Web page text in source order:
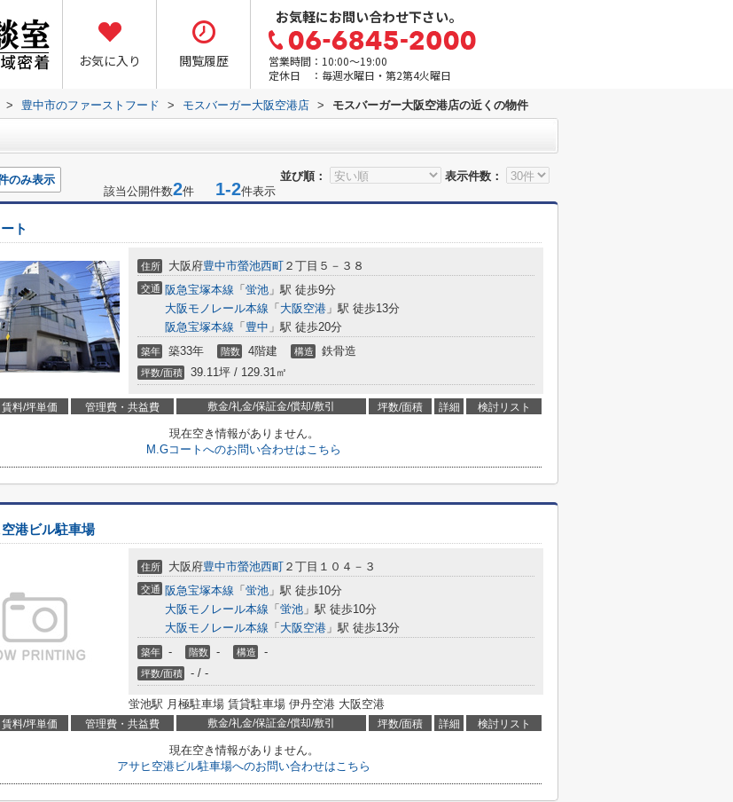
お気に入り 閲覧履歴
お気軽にお問い合わせ下さい。
営業時間：10:00～19:00
定休日 ：毎週水曜日・第2第4火曜日
> 豊中市のファーストフード > モスバーガー大阪空港店 > モスバーガー大阪空港店の近くの物件
並び順： 表示件数：
のみ表示
該当公開件数2件 1-2件表示
ト
住所 大阪府豊中市螢池西町 ２丁目５－３８
交通 阪急宝塚本線 「 蛍池 」駅 徒歩9分
大阪モノレール本線 「 大阪空港 」駅 徒歩13分
阪急宝塚本線 「 豊中 」駅 徒歩20分
築年 築33年 階数 4階建 構造 鉄骨造
坪数/面積 39.11坪 / 129.31㎡
賃料/坪単価 管理費・共益費 敷金/礼金/保証金/償却/敷引 坪数/面積 詳細 検討リスト
現在空き情報がありません。
M.Gコートへのお問い合わせはこちら
港ビル駐車場
住所 大阪府豊中市螢池西町 ２丁目１０４－３
交通 阪急宝塚本線 「 蛍池 」駅 徒歩10分
大阪モノレール本線 「 蛍池 」駅 徒歩10分
大阪モノレール本線 「 大阪空港 」駅 徒歩13分
築年 - 階数 - 構造 -
坪数/面積 - / -
蛍池駅 月極駐車場 賃貸駐車場 伊丹空港 大阪空港
賃料/坪単価 管理費・共益費 敷金/礼金/保証金/償却/敷引 坪数/面積 詳細 検討リスト
現在空き情報がありません。
アサヒ空港ビル駐車場へのお問い合わせはこちら